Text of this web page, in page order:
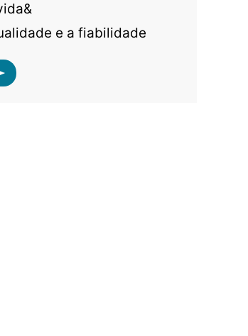
e a fiabilidade